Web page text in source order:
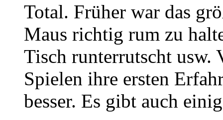
Total. Früher war das
Maus richtig rum zu
Tisch runterrutscht usw.
Spielen ihre ersten
besser. Es gibt auch